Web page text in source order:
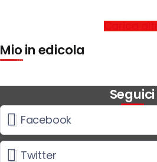
Mio in edicola
Seguici
Facebook
Twitter